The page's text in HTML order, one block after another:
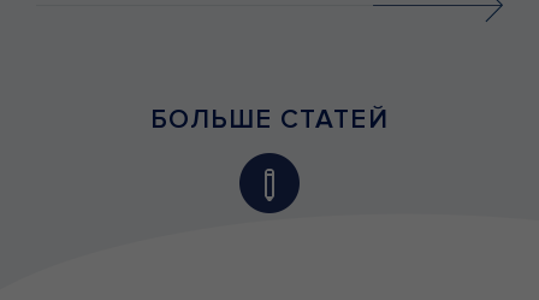
БОЛЬШЕ СТАТЕЙ